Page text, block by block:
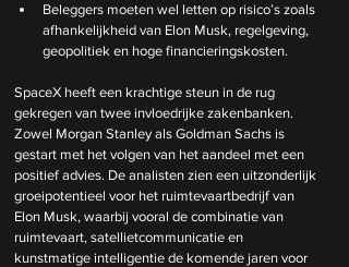
Beleggers moeten wel letten op risico’s zoals
afhankelijkheid van Elon Musk, regelgeving,
geopolitiek en hoge financieringskosten.
SpaceX heeft een krachtige steun in de rug
gekregen van twee invloedrijke zakenbanken.
Zowel Morgan Stanley als Goldman Sachs is
gestart met het volgen van het aandeel met een
positief advies. De analisten zien een uitzonderlijk
groeipotentieel voor het ruimtevaartbedrijf van
Elon Musk, waarbij vooral de combinatie van
ruimtevaart, satellietcommunicatie en
kunstmatige intelligentie de komende jaren voor